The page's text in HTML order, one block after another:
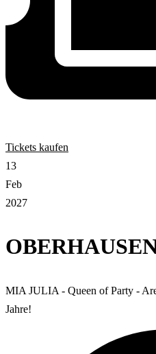
Tickets kaufen
13
Feb
2027
MIA JULIA - Queen of Party -
Jahre!